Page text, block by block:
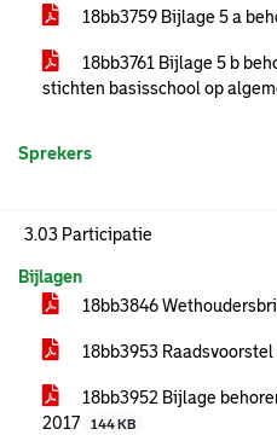
18bb3759 Bijlage 5 a
18bb3761 Bijlage 5 b
stichten basisschool op
Sprekers
3.03 Participatie
Bijlagen
18bb3846
18bb3953
18bb3952 Bijlage
2017
144 KB